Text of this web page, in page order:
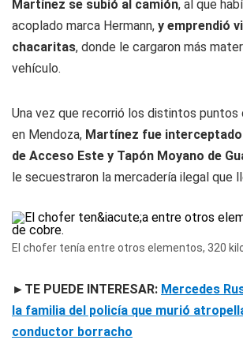
Martínez se subió al camión, al que
acoplado marca Hermann, y emprendió
chacaritas, donde le cargaron más
vehículo.
Una vez que recorrió los distintos puntos
en Mendoza, Martínez fue
de Acceso Este y Tapón Moyano de
le secuestraron la mercadería ilegal que
El chofer tenía entre otros elementos, 320
► TE PUEDE INTERESAR: Mercedes
la familia del policía que murió
conductor borracho